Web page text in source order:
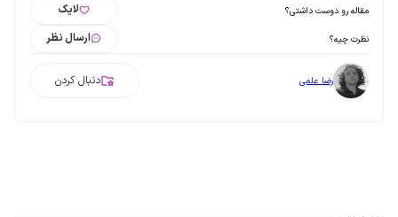
مقاله رو دوست داشتی؟ لایک
نظرت چیه؟ ارسال نظر
رضا علمی دنبال کردن